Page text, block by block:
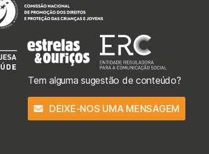
Tem alguma sugestão de conteúdo?
DEIXE-NOS UMA MENSAGEM